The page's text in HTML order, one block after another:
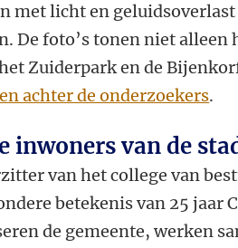
met licht en
De foto’s tonen niet alleen
Zuiderpark en de
achter de onderzoekers.
inwoners van de
van het college van
betekenis van 25 jaar
de gemeente, werken